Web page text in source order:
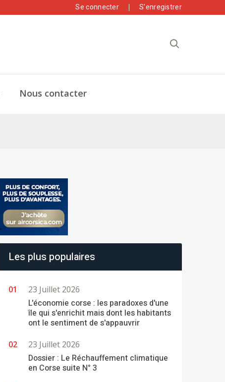
Se connecter S'enregistrer
Nous contacter
Les plus populaires
23 Juillet 2026
L'économie corse : les paradoxes d'une
île qui s'enrichit mais dont les habitants
ont le sentiment de s'appauvrir
23 Juillet 2026
Dossier : Le Réchauffement climatique
en Corse suite N° 3